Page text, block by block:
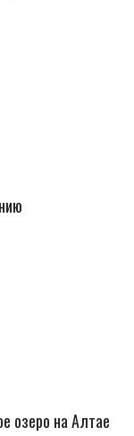
озеро на Алтае